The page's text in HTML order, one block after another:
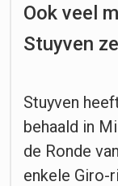
Ook veel
Stuyven
Stuyven
behaald in
de Ronde
enkele Giro-